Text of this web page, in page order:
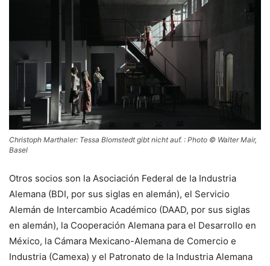
Christoph Marthaler: Tessa Blomstedt gibt nicht auf. : Photo © Walter Mair,
Basel
Otros socios son la Asociación Federal de la Industria
Alemana (BDI, por sus siglas en alemán), el Servicio
Alemán de Intercambio Académico (DAAD, por sus siglas
en alemán), la Cooperación Alemana para el Desarrollo en
México, la Cámara Mexicano-Alemana de Comercio e
Industria (Camexa) y el Patronato de la Industria Alemana